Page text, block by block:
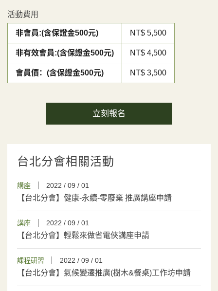
活動費用
非會員:(含保證金500元) NT$ 5,500
非有效會員:(含保證金500元) NT$ 4,500
會員價：(含保證金500元) NT$ 3,500
立刻報名
台北分會相關活動
講座 2022 / 09 / 01
【台北分會】健康-永續-零廢棄 推廣講座申請
講座 2022 / 09 / 01
【台北分會】輕鬆來做省電俠講座申請
課程研習 2022 / 09 / 01
【台北分會】氣候變遷推廣(樹木&餐桌)工作坊申請